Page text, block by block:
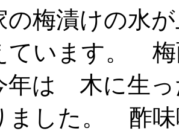
梅漬けの水
います。 梅
は 木に生っ
ました。 酢